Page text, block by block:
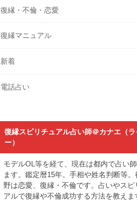
復縁・不倫・恋愛
復縁マニュアル
新着
電話占い
復縁スピリチュアル占い師＠カナエ（ラ
ー）
モデルOL等を経て、現在は都内で占い
ます。鑑定暦15年。手相や姓名判断等。
野は恋愛、復縁・不倫です。占いやスピ
アルで復縁や不倫成功する方法を教えま